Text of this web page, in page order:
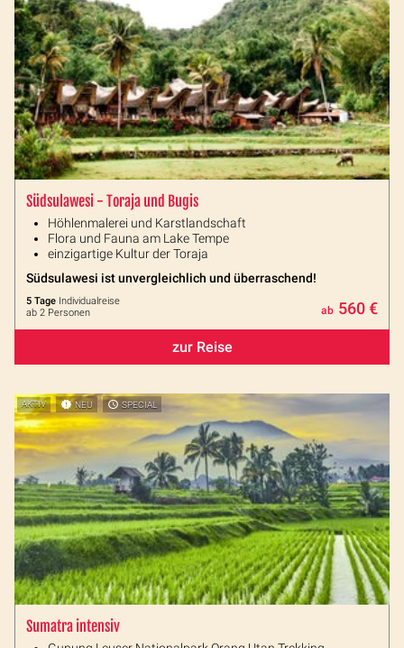
Südsulawesi - Toraja und Bugis
Höhlenmalerei und Karstlandschaft
Flora und Fauna am Lake Tempe
einzigartige Kultur der Toraja
Südsulawesi ist unvergleichlich und überraschend!
5 Tage Individualreise
ab 2 Personen
ab 560 €
zur Reise
AKTIV NEU SPECIAL
Sumatra intensiv